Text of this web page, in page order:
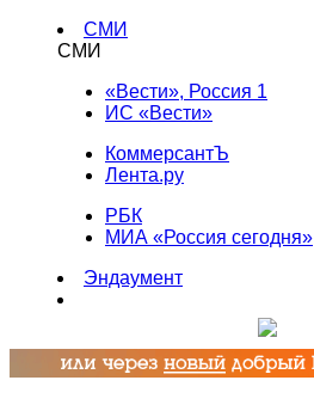
СМИ
СМИ
«Вести», Россия 1
ИС «Вести»
КоммерсантЪ
Лента.ру
РБК
МИА «Россия сегодня»
Эндаумент